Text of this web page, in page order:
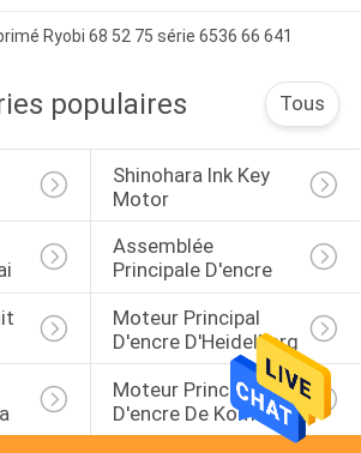
Ryobi 68 52 75 série 6536 66 641
populaires Tous
Shinohara Ink Key
Motor
Assemblée
Principale D'encre
Moteur Principal
D'encre D'Heidelberg
Moteur Principal
D'encre De Komori